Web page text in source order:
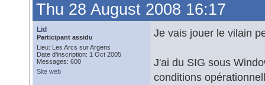
Thu 28 August 2008 16:17
Lid
Participant assidu
Lieu: Les Arcs sur Argens
Date d'inscription: 1 Oct 2005
Messages: 600
Site web
Je vais jouer le vilain
J'ai du SIG sous
conditions